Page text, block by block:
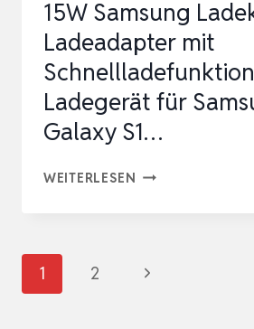
QC
NETZTEIL
FÜR
MACBO…
15W Samsung
Ladeadapter mit
Schnellladefunktion
Ladegerät für
Galaxy S1…
WEITERLESEN 15W
MIT
Seitennavigation
1 2
Nächste